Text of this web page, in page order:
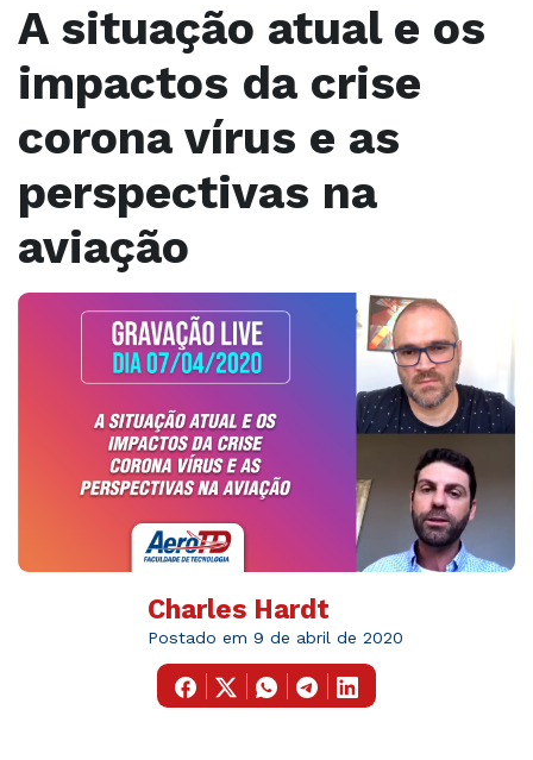
A situação atual e os
impactos da crise
corona vírus e as
perspectivas na
aviação
Charles Hardt
Postado em 9 de abril de 2020